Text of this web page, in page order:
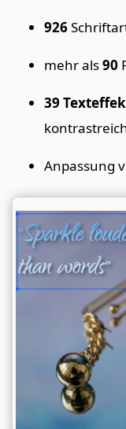
926
mehr als90
39
Anpassung